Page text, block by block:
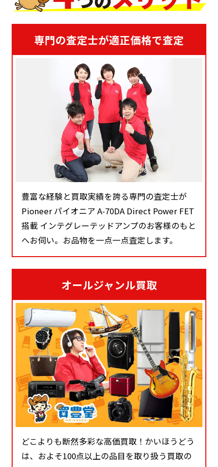
専門の査定士が適正価格で査定
豊富な経験と買取実績を誇る専門の査定士が
Pioneer パイオニア A-70DA Direct Power FET
搭載 インテグレーテッドアンプのお客様のもと
へお伺い。お品物を一点一点査定します。
オールジャンル買取
どこよりも断然多彩な高価買取！かいほうどう
は、およそ100点以上の品目を取り扱う買取の